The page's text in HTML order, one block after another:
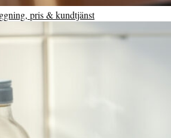
pris & kundtjänst